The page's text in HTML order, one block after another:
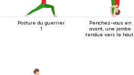
Posture du guerrier
1
Penchez-vous en
avant, une jambe
tendue vers le haut.